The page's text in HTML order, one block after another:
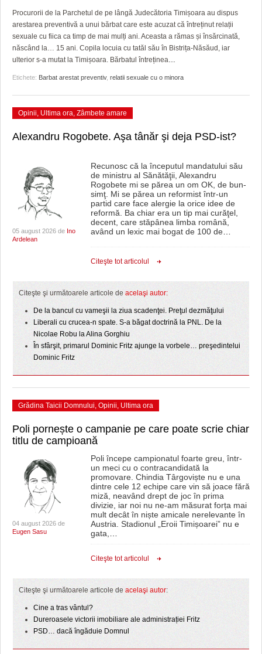
ZIARISTU’ DE TERASĂ
CU OIŞTEA-N KIERKEGAARD
FINANŢĂRI DE LA A LA Z
PE SURSE
UNDE MERGEM
FILME DOCUMENTARE
CLIPURI VIDEO
JOCURI ONLINE
ANUNŢURI
INFO SI UTILE
CULTURA
INVATAMANT
CLIPURI VIDEO
JOCURI ONLINE
DIVERSE
HARTA TIMIŞOAREI
LICEE, ŞCOLI ŞI GRĂDINIŢE DIN TIMIŞ
PRIMĂRIILE DIN TIMIŞ
SFATUL MEDICULUI
SFATURI JURIDICE
Procurorii de la Parchetul de pe lângă Judecătoria Timișoara au dispus
arestarea preventivă a unui bărbat care este acuzat că întreținut relații
sexuale cu fiica ca timp de mai mulți ani. Aceasta a rămas și însărcinată,
născând la… 15 ani. Copila locuia cu tatăl său în Bistrița-Năsăud, iar
ulterior s-a mutat la Timișoara. Bărbatul întreținea…
Etichete: Barbat arestat preventiv, relatii sexuale cu o minora
Opinii, Ultima ora, Zâmbete amare
Alexandru Rogobete. Aşa tânăr şi deja PSD-ist?
05 august 2026 de Ino
Ardelean
Recunosc că la începutul mandatului său
de ministru al Sănătăţii, Alexandru
Rogobete mi se părea un om OK, de bun-
simţ. Mi se părea un reformist într-un
partid care face alergie la orice idee de
reformă. Ba chiar era un tip mai curăţel,
decent, care stăpânea limba română,
având un lexic mai bogat de 100 de…
Citeşte tot articolul
Citeşte şi următoarele articole de acelaşi autor:
De la bancul cu vameşii la ziua scadenţei. Preţul dezmăţului
Liberali cu crucea-n spate. S-a băgat doctrină la PNL. De la
Nicolae Robu la Alina Gorghiu
În sfârşit, primarul Dominic Fritz ajunge la vorbele… preşedintelui
Dominic Fritz
Grădina Taicii Domnului, Opinii, Ultima ora
Poli pornește o campanie pe care poate scrie chiar
titlu de campioană
04 august 2026 de
Eugen Sasu
Poli începe campionatul foarte greu, într-
un meci cu o contracandidată la
promovare. Chindia Târgoviște nu e una
dintre cele 12 echipe care vin să joace fără
miză, neavând drept de joc în prima
divizie, iar noi nu ne-am măsurat forța mai
mult decât în niște amicale nerelevante în
Austria. Stadionul „Eroii Timișoarei” nu e
gata,
Citeşte tot articolul
Citeşte şi următoarele articole de acelaşi autor:
Cine a tras vântul?
Dureroasele victorii imobiliare ale administrației Fritz
PSD… dacă îngăduie Domnul